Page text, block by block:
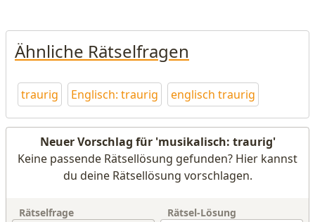
Ähnliche Rätselfragen
traurig Englisch: traurig englisch traurig
Neuer Vorschlag für 'musikalisch: traurig'
Keine passende Rätsellösung gefunden? Hier kannst
du deine Rätsellösung vorschlagen.
Rätselfrage Rätsel-Lösung